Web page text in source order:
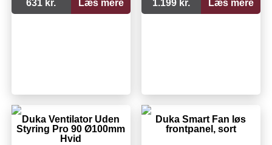
631 kr.
Læs mere 1.199 kr. Læs mere
Duka Ventilator Uden
Styring Pro 90 Ø100mm
Hvid
Duka Smart Fan løs
frontpanel, sort